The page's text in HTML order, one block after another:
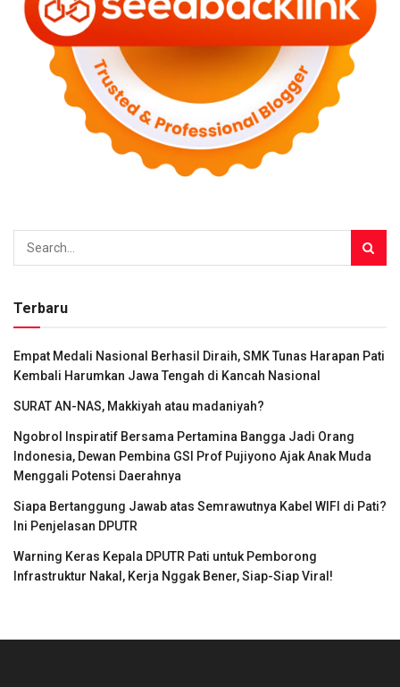
Terbaru
Empat Medali Nasional Berhasil Diraih, SMK Tunas Harapan Pati
Kembali Harumkan Jawa Tengah di Kancah Nasional
SURAT AN-NAS, Makkiyah atau madaniyah?
Ngobrol Inspiratif Bersama Pertamina Bangga Jadi Orang
Indonesia, Dewan Pembina GSI Prof Pujiyono Ajak Anak Muda
Menggali Potensi Daerahnya
Siapa Bertanggung Jawab atas Semrawutnya Kabel WIFI di Pati?
Ini Penjelasan DPUTR
Warning Keras Kepala DPUTR Pati untuk Pemborong
Infrastruktur Nakal, Kerja Nggak Bener, Siap-Siap Viral!